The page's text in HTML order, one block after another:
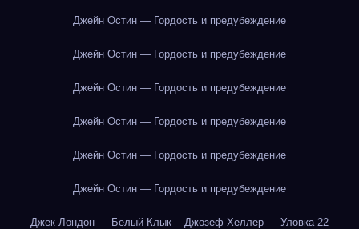
Джейн Остин — Гордость и предубеждение
Джейн Остин — Гордость и предубеждение
Джейн Остин — Гордость и предубеждение
Джейн Остин — Гордость и предубеждение
Джейн Остин — Гордость и предубеждение
Джейн Остин — Гордость и предубеждение
Джек Лондон — Белый Клык Джозеф Хеллер — Уловка-22